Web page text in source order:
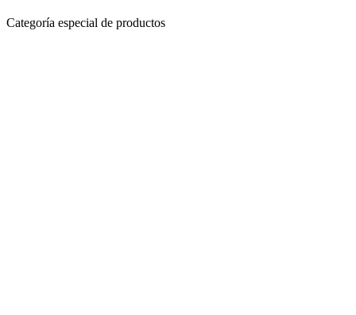
Categoría especial de productos